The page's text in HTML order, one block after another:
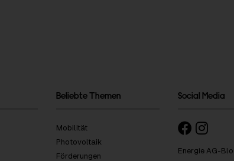
Beliebte Themen
Mobilität
Photovoltaik
Förderungen
Social Media
Energie AG-